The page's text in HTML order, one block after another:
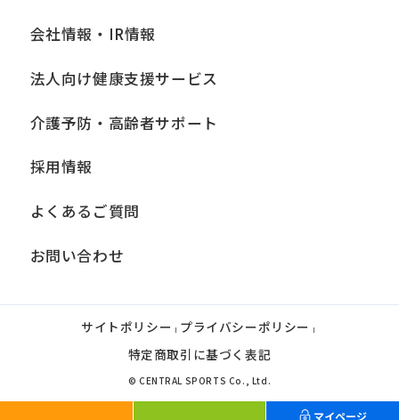
会社情報・IR情報
法人向け健康支援サービス
介護予防・高齢者サポート
採用情報
よくあるご質問
お問い合わせ
サイトポリシー | プライバシーポリシー |
特定商取引に基づく表記
© CENTRAL SPORTS Co., Ltd.
マイページ